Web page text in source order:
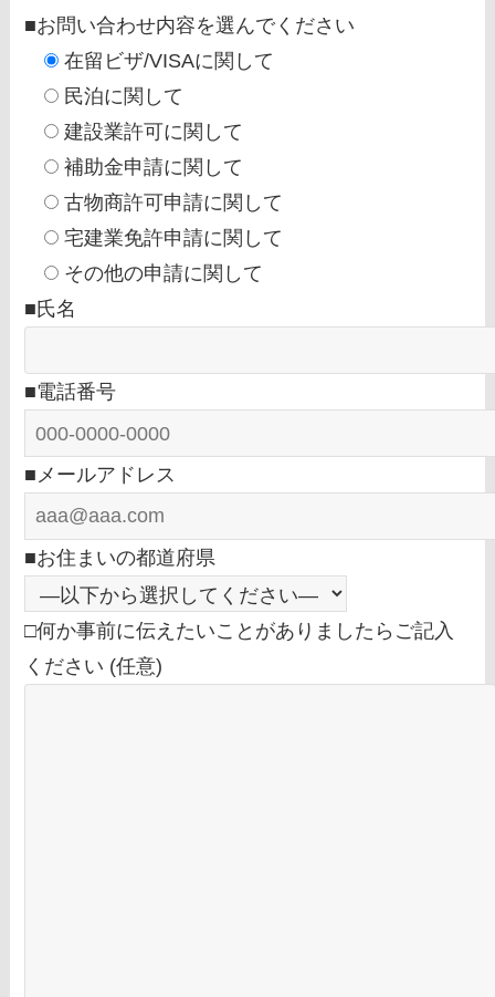
■お問い合わせ内容を選んでください
在留ビザ/VISAに関して
民泊に関して
建設業許可に関して
補助金申請に関して
古物商許可申請に関して
宅建業免許申請に関して
その他の申請に関して
■氏名
■電話番号
■メールアドレス
■お住まいの都道府県
□何か事前に伝えたいことがありましたらご記入
ください (任意)